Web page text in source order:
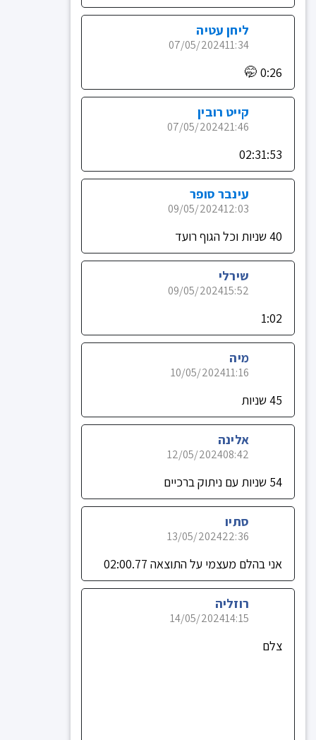
ליחן עטיה
11:34
07/05/2024
0:26 🤭
קייט רובין
21:46
07/05/2024
02:31:53
עינבר סופר
12:03
09/05/2024
40 שניות וכל הגוף רועד
שירלי
15:52
09/05/2024
1:02
מיה
11:16
10/05/2024
45 שניות
אלינה
08:42
12/05/2024
54 שניות עם ניתוק ברכיים
סתיו
22:36
13/05/2024
אני בהלם מעצמי על התוצאה 02:00.77
רוזליה
14:15
14/05/2024
צלם